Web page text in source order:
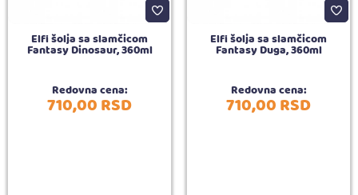
Elfi šolja sa slamčicom
Fantasy Dinosaur, 360ml
Redovna cena:
710,00RSD
Elfi šolja sa slamčicom
Fantasy Duga, 360ml
Redovna cena:
710,00RSD